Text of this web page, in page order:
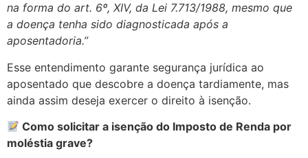
na forma do art. 6º, XIV, da Lei 7.713/1988, mesmo que
a doença tenha sido diagnosticada após a
aposentadoria.”
Esse entendimento garante segurança jurídica ao
aposentado que descobre a doença tardiamente, mas
ainda assim deseja exercer o direito à isenção.
Como solicitar a isenção do Imposto de Renda por
moléstia grave?